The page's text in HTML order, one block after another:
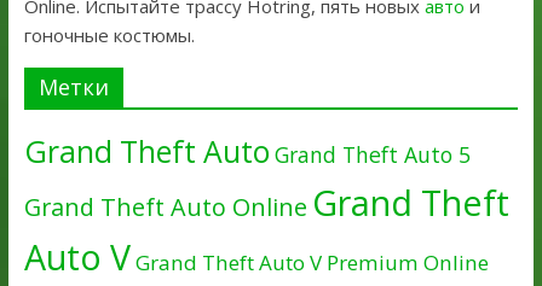
Online. Испытайте трассу Hotring, пять новых авто и
гоночные костюмы.
Метки
Grand Theft Auto Grand Theft Auto 5
Grand Theft Auto Online Grand Theft
Auto VGrand Theft Auto V Premium Online